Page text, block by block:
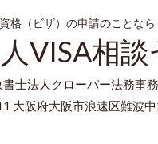
格（ビザ）の申請のことなら
VISA相
士法人クローバー法務事
大阪府大阪市浪速区難波